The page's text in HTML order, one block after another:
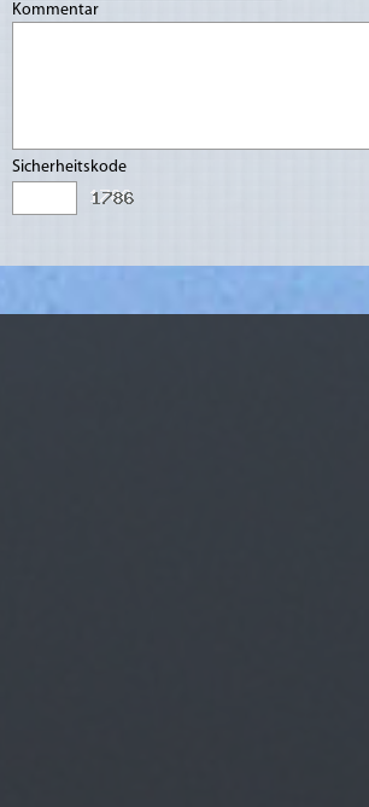
Kommentar
Sicherheitskode